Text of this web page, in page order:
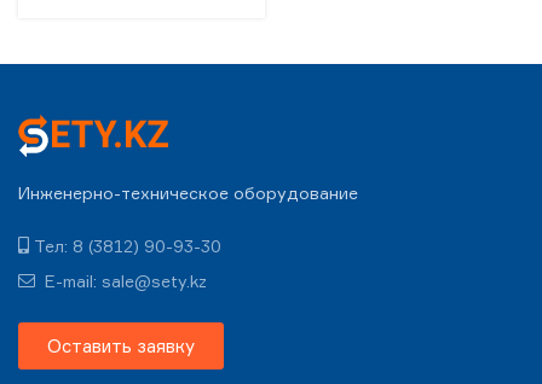
Инженерно-техническое оборудование
Тел: 8 (3812) 90-93-30
E-mail: sale@sety.kz
Оставить заявку